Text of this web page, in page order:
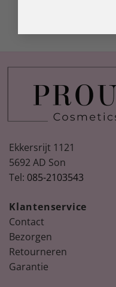
Ekkersrijt 1121
5692 AD Son
Tel: 085-2103543
Klantenservice
Contact
Bezorgen
Retourneren
Garantie